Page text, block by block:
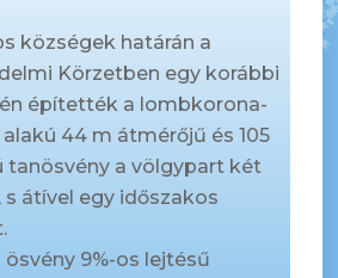
községek határán a
Körzetben egy korábbi
építették a lombkorona-
44 m átmérőjű és 105
tanösvény a völgypart két
s átível egy időszakos
9%-os lejtésű